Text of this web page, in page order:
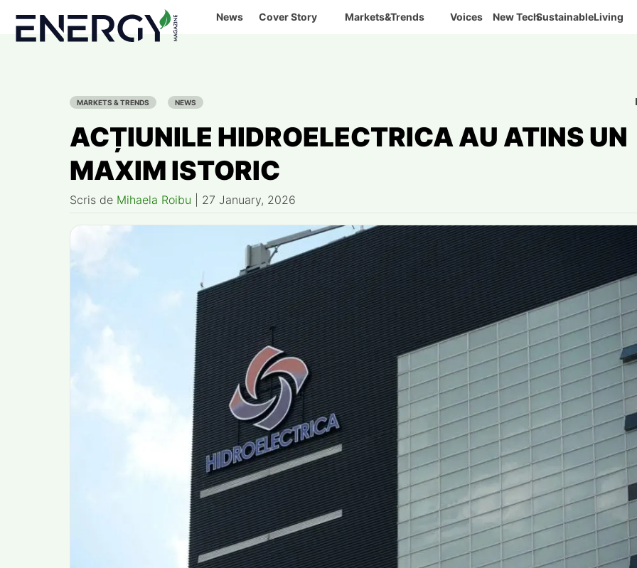
content
News Cover Story Markets&Trends Voices New TechSustainableLiving
MARKETS & TRENDS NEWS
ACȚIUNILE HIDROELECTRICA AU ATINS UN
MAXIM ISTORIC
Scris de Mihaela Roibu 27 January, 2026